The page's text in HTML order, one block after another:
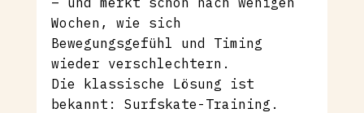
Wochen, wie sich
Bewegungsgefühl und Timing
wieder verschlechtern.
Die klassische Lösung ist
bekannt: Surfskate-Training.